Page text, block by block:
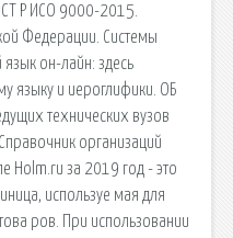
Р ИСО 9000-2015.
Федерации. Системы
он-лайн: здесь
языку и иероглифики. ОБ
технических вузов
организаций
Holm.ru за 2019 год - это
используе мая для
ров. При использовании